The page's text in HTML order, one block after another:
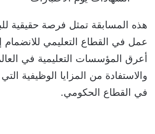
هذه المسابقة تمثل فرصة حقيقية
عمل في القطاع التعليمي
أعرق المؤسسات التعليمية في
والاستفادة من المزايا الوظيفية
في القطاع الحكومي.